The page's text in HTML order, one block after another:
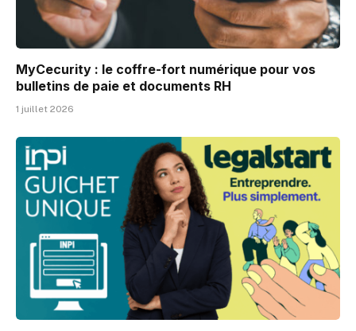
MyCecurity : le coffre-fort numérique pour vos
bulletins de paie et documents RH
1 juillet 2026